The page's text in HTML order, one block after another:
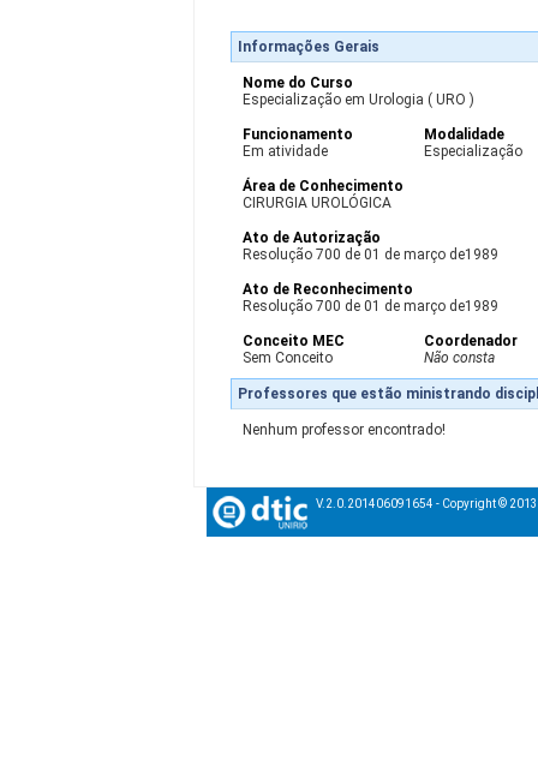
Informações Gerais
Nome do Curso
Especialização em Urologia ( URO )
Funcionamento
Em atividade
Modalidade
Especialização
Área de Conhecimento
CIRURGIA UROLÓGICA
Ato de Autorização
Resolução 700 de 01 de março de1989
Ato de Reconhecimento
Resolução 700 de 01 de março de1989
Conceito MEC
Sem Conceito
Coordenador
Não consta
Professores que estão ministrando
Nenhum professor encontrado!
V.2.0.201406091654 - Copyright ©